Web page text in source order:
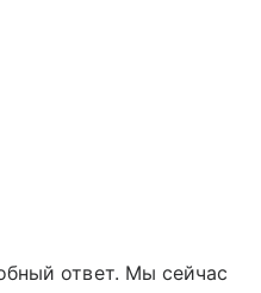
ответ. Мы сейчас